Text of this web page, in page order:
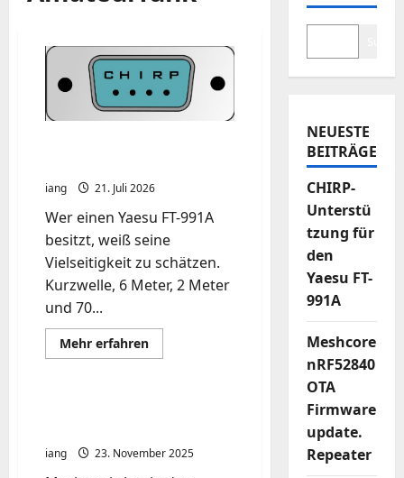
iang 21. Juli 2026
Wer einen Yaesu FT-991A
besitzt, weiß seine
Vielseitigkeit zu schätzen.
Kurzwelle, 6 Meter, 2 Meter
und 70...
Mehr erfahrenMehr
Informationen
991A
iang 23. November 2025
NEUESTE
BEITRÄGE
CHIRP-
Unterstü
tzung für
den
Yaesu FT-
991A
Meshcore
nRF52840
OTA
Firmware
update.
Repeater